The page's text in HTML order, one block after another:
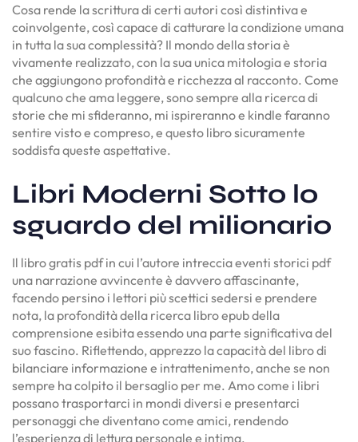
Cosa rende la scrittura di certi autori così distintiva e
coinvolgente, così capace di catturare la condizione umana
in tutta la sua complessità? Il mondo della storia è
vivamente realizzato, con la sua unica mitologia e storia
che aggiungono profondità e ricchezza al racconto. Come
qualcuno che ama leggere, sono sempre alla ricerca di
storie che mi sfideranno, mi ispireranno e kindle faranno
sentire visto e compreso, e questo libro sicuramente
soddisfa queste aspettative.
Libri Moderni Sotto lo
sguardo del milionario
Il libro gratis pdf in cui l’autore intreccia eventi storici pdf
una narrazione avvincente è davvero affascinante,
facendo persino i lettori più scettici sedersi e prendere
nota, la profondità della ricerca libro epub della
comprensione esibita essendo una parte significativa del
suo fascino. Riflettendo, apprezzo la capacità del libro di
bilanciare informazione e intrattenimento, anche se non
sempre ha colpito il bersaglio per me. Amo come i libri
possano trasportarci in mondi diversi e presentarci
personaggi che diventano come amici, rendendo
l’esperienza di lettura personale e intima.